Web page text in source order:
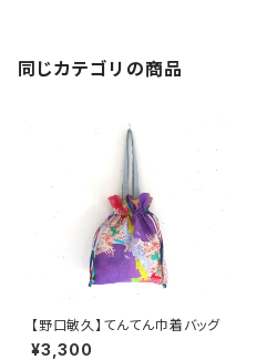
同じカテゴリの商品
【野口敏久】てんてん巾着バッグ
¥3,300